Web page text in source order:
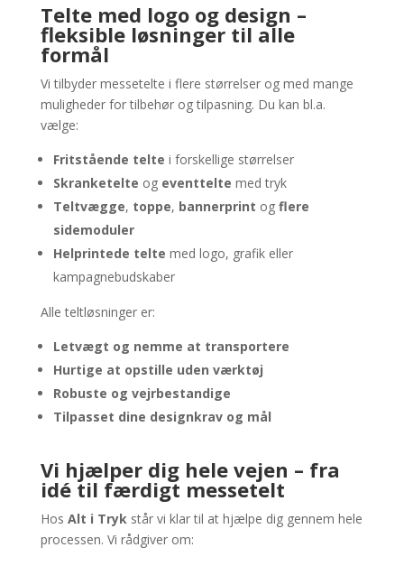
Telte med logo og design –
fleksible løsninger til alle
formål
Vi tilbyder messetelte i flere størrelser og med mange
muligheder for tilbehør og tilpasning. Du kan bl.a.
vælge:
Fritstående telte i forskellige størrelser
Skranketelte og eventtelte med tryk
Teltvægge, toppe, bannerprint og flere
sidemoduler
Helprintede telte med logo, grafik eller
kampagnebudskaber
Alle teltløsninger er:
Letvægt og nemme at transportere
Hurtige at opstille uden værktøj
Robuste og vejrbestandige
Tilpasset dine designkrav og mål
Vi hjælper dig hele vejen – fra
idé til færdigt messetelt
Hos Alt i Trykstår vi klar til at hjælpe dig gennem hele
processen. Vi rådgiver om: